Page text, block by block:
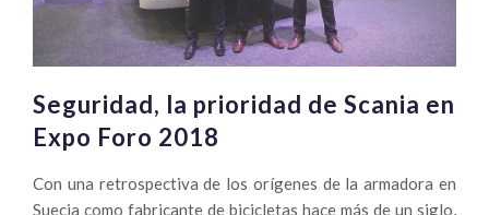
Seguridad, la prioridad de Scania en
Expo Foro 2018
Con una retrospectiva de los orígenes de la armadora en
Suecia como fabricante de bicicletas hace más de un siglo,